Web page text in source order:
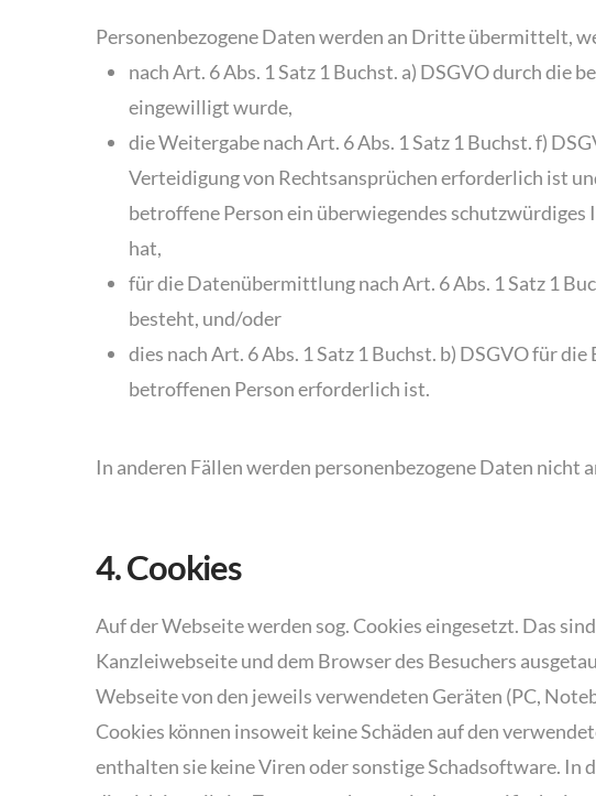
Personenbezogene Daten werden an Dritte übermittelt,
nach Art. 6 Abs. 1 Satz 1 Buchst. a) DSGVO durch die
eingewilligt wurde,
die Weitergabe nach Art. 6 Abs. 1 Satz 1 Buchst. f)
Verteidigung von Rechtsansprüchen erforderlich ist
betroffene Person ein überwiegendes
hat,
für die Datenübermittlung nach Art. 6 Abs. 1 Satz 1
besteht, und/oder
dies nach Art. 6 Abs. 1 Satz 1 Buchst. b) DSGVO für
betroffenen Person erforderlich ist.
In anderen Fällen werden personenbezogene Daten nicht
4. Cookies
Auf der Webseite werden sog. Cookies eingesetzt. Das
Kanzleiwebseite und dem Browser des Besuchers
Webseite von den jeweils verwendeten Geräten (PC,
Cookies können insoweit keine Schäden auf den
enthalten sie keine Viren oder sonstige Schadsoftware. In